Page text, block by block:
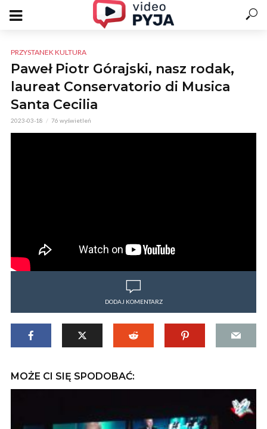
PRZYSTANEK KULTURA
Paweł Piotr Górajski, nasz rodak,
laureat Conservatorio di Musica
Santa Cecilia
2023-03-18 76 wyświetleń
DODAJ KOMENTARZ
MOŻE CI SIĘ SPODOBAĆ: